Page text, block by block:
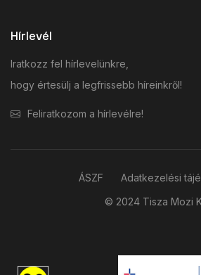
Hírlevél
Iratkozz fel hírlevelünkre,
hogy értesülj a legfrissebb híreinkről!
Feliratkozom a hírlevélre!
© 2024 Tisza Mozi
ÁSZF Adatkezelési